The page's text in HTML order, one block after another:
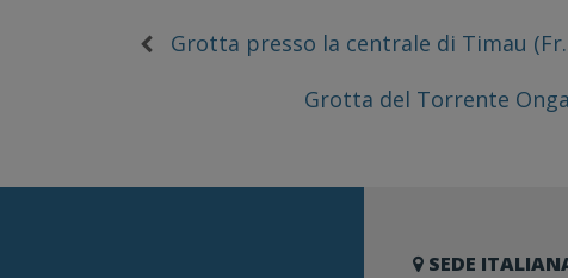
Grotta presso la centrale di Timau
Grotta del Torrente
SEDE